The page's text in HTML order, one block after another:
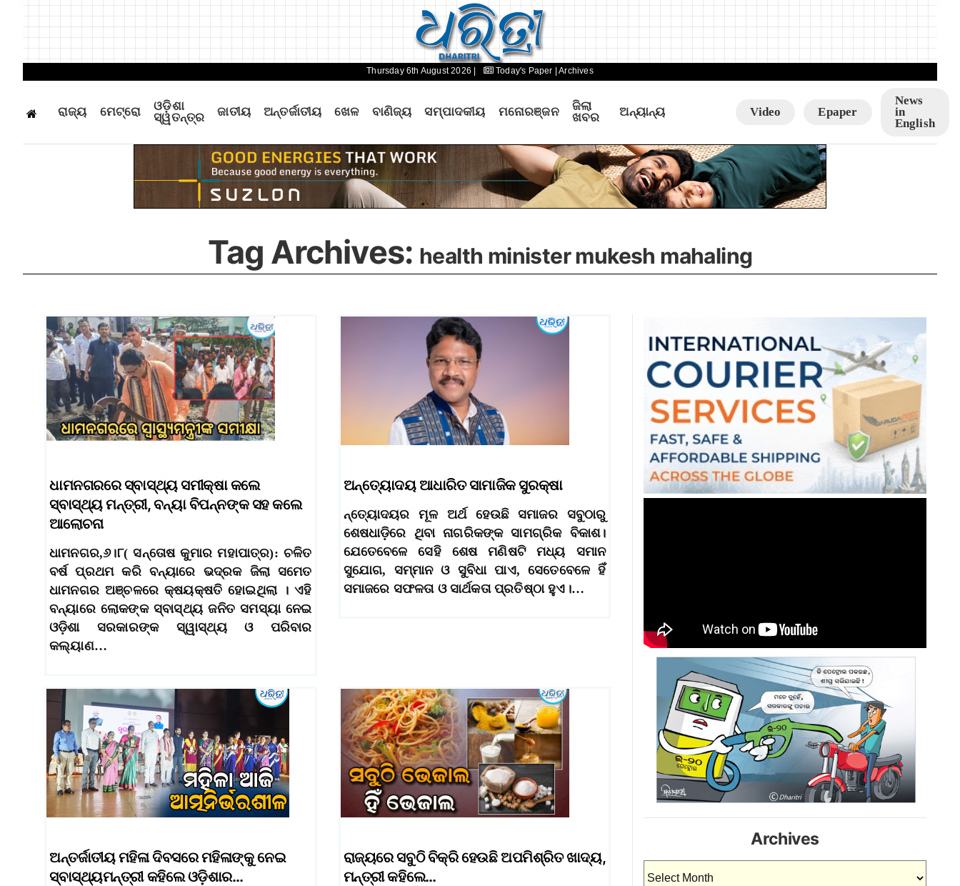
Thursday 6th August 2026 | Today's Paper | Archives
ରାଜ୍ୟ ମେଟ୍ରୋ
ଓଡ଼ିଶା
ସ୍ୱତନ୍ତ୍ର
ଜାତୀୟ ଅନ୍ତର୍ଜାତୀୟ ଖେଳ ବାଣିଜ୍ୟ ସମ୍ପାଦକୀୟ ମନୋରଞ୍ଜନ
ଜିଲା
ଖବର
ଅନ୍ୟାନ୍ୟ Video Epaper
News
in
English
Tag Archives: health minister mukesh mahaling
ଧାମନଗରରେ ସ୍ବାସ୍ଥ୍ୟ ସମୀକ୍ଷା କଲେ
ସ୍ବାସ୍ଥ୍ୟ ମନ୍ତ୍ରୀ, ବନ୍ୟା ବିପନ୍ନଙ୍କ ସହ କଲେ
ଆଲୋଚନା
ଧାମନଗର,୬।୮( ସନ୍ତୋଷ କୁମାର ମହାପାତ୍ର): ଚଳିତ
ବର୍ଷ ପ୍ରଥମ କରି ବନ୍ୟାରେ ଭଦ୍ରକ ଜିଲା ସମେତ
ଧାମନଗର ଅଞ୍ଚଳରେ କ୍ଷୟକ୍ଷତି ହୋଇଥିଲା । ଏହି
ବନ୍ୟାରେ ଲୋକଙ୍କ ସ୍ବାସ୍ଥ୍ୟ ଜନିତ ସମସ୍ୟା ନେଇ
ଓଡ଼ିଶା ସରକାରଙ୍କ ସ୍ୱାସ୍ଥ୍ୟ ଓ ପରିବାର
କଲ୍ୟାଣ…
ଅନ୍ତ୍ୟୋଦୟ ଆଧାରିତ ସାମାଜିକ ସୁରକ୍ଷା
ନ୍ତ୍ୟୋଦୟର ମୂଳ ଅର୍ଥ ହେଉଛି ସମାଜର ସବୁଠାରୁ
ଶେଷଧାଡ଼ିରେ ଥିବା ନାଗରିକଙ୍କ ସାମଗ୍ରିକ ବିକାଶ।
ଯେତେବେଳେ ସେହି ଶେଷ ମଣିଷଟି ମଧ୍ୟ ସମାନ
ସୁଯୋଗ, ସମ୍ମାନ ଓ ସୁବିଧା ପାଏ, ସେତେବେଳେ ହିଁ
ସମାଜରେ ସଫଳତା ଓ ସାର୍ଥକତା ପ୍ରତିଷ୍ଠା ହୁଏ।…
ଅନ୍ତର୍ଜାତୀୟ ମହିଳା ଦିବସରେ ମହିଳାଙ୍କୁ ନେଇ
ସ୍ବାସ୍ଥ୍ୟମନ୍ତ୍ରୀ କହିଲେ ଓଡ଼ିଶାର…
ରାଜ୍ୟରେ ସବୁଠି ବିକ୍ରି ହେଉଛି ଅପମିଶ୍ରିତ ଖାଦ୍ୟ,
ମନ୍ତ୍ରୀ କହିଲେ…
Archives
Archives